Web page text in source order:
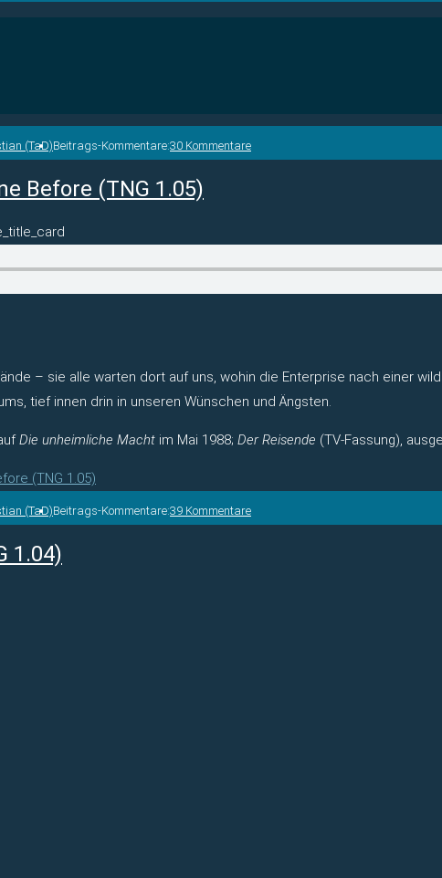
(TaD)Beitrags-Kommentare:30 Kommentare
Before (TNG 1.05)
– sie alle warten dort auf uns, wohin die Enterprise nach einer
tief innen drin in unseren Wünschen und Ängsten.
Die unheimliche Macht im Mai 1988; Der Reisende (TV-Fassung),
(TNG 1.05)
(TaD)Beitrags-Kommentare:39 Kommentare
1.04)